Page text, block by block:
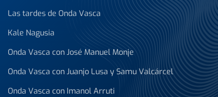
Las tardes de Onda Vasca
Kale Nagusia
Onda Vasca con José Manuel Monje
Onda Vasca con Juanjo Lusa y Samu Valcárcel
Onda Vasca con Imanol Arruti